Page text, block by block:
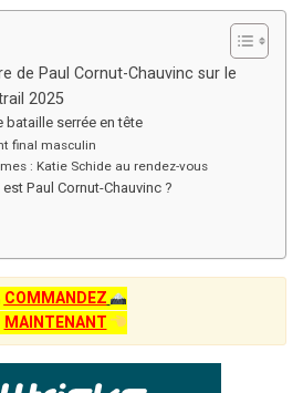
de Paul Cornut-Chauvinc sur le
2025
bataille serrée en tête
final masculin
: Katie Schide au rendez-vous
Paul Cornut-Chauvinc ?
COMMANDEZ
MAINTENANT